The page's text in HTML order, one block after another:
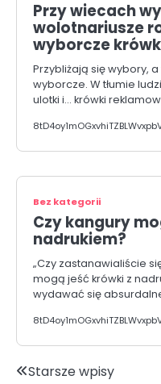
Przy wiecach
wolotnariusze
wyborcze
Przybliżają się wybory,
wyborcze. W tłumie
ulotki i… krówki
Bez kategorii
Czy kangury
nadrukiem?
„Czy zastanawialiście
mogą jeść krówki z
wydawać się
Nawigacja
Starsze wpisy